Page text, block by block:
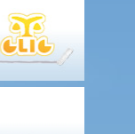
書載有的權力嗎？畢
失智）症之時開始生
沒有做錯甚麼。那